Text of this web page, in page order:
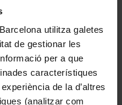
utilitza galetes
de gestionar les
per a que
característiques
de la d’altres
(analitzar com
la lupa
que les
fusionades
gran i
primes de lava